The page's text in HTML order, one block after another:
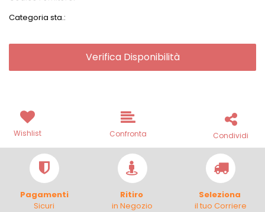
Categoria sta.:
Verifica Disponibilità
Wishlist Confronta Condividi
Pagamenti
Sicuri
Ritiro
in Negozio
Seleziona
il tuo Corriere